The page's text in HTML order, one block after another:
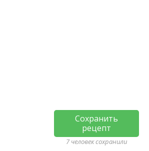
Сохранить
рецепт
7 человек сохранили